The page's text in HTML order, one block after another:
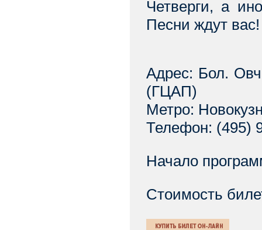
Четверги, а
Песни ждут вас!
Адрес: Бол.
(ГЦАП)
Метро:
Телефон: (495)
Начало
Стоимость